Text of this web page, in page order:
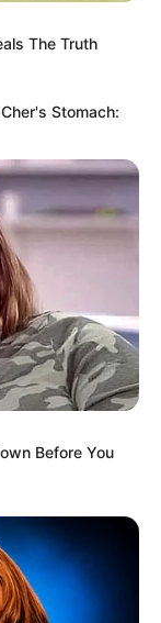
The Truth
Stomach:
Before You